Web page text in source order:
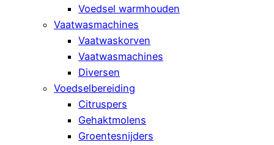
Voedsel warmhouden
Vaatwasmachines
Vaatwaskorven
Vaatwasmachines
Diversen
Voedselbereiding
Citruspers
Gehaktmolens
Groentesnijders